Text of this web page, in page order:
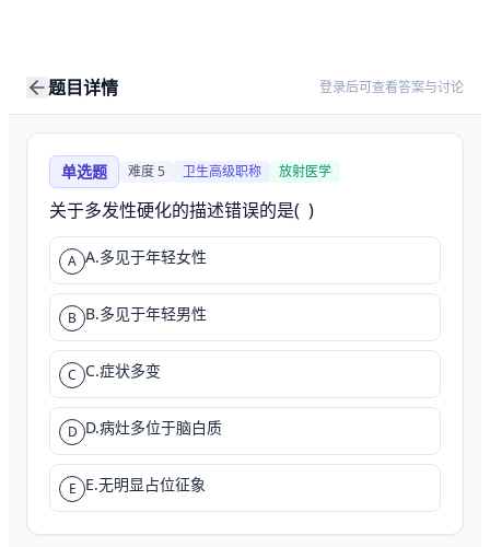
题目详情 登录后可查看答案与讨论
单选题 难度5 卫生高级职称 放射医学
关于多发性硬化的描述错误的是(  )
A A.多见于年轻女性
B B.多见于年轻男性
C C.症状多变
D D.病灶多位于脑白质
E E.无明显占位征象